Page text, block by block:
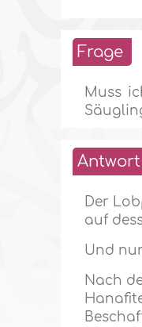
Frage
Muss
Antwort
Der
auf
Und
Nach